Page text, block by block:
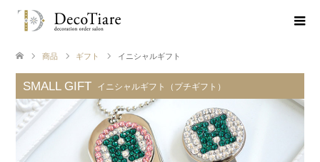
商品 ギフト イニシャルギフト
SMALL GIFT イニシャルギフト（プチギフト）